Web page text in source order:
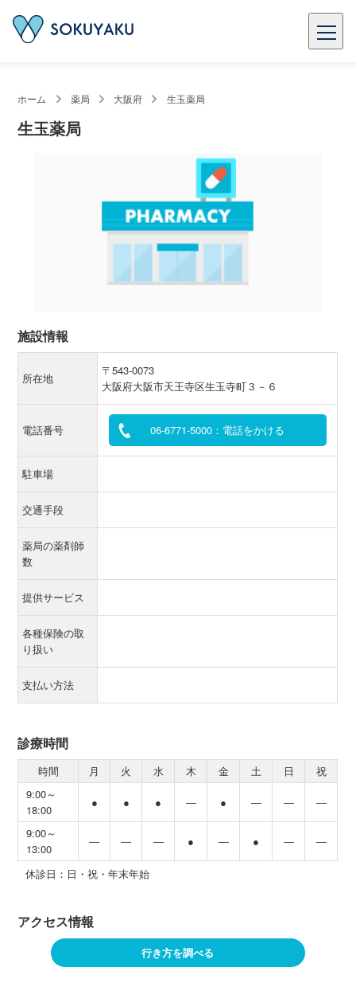
ホーム 薬局 大阪府 生玉薬局
生玉薬局
施設情報
所在地
〒543-0073
大阪府大阪市天王寺区生玉寺町３－６
電話番号 06-6771-5000：電話をかける
駐車場
交通手段
薬局の薬剤師
数
提供サービス
各種保険の取
り扱い
支払い方法
診療時間
時間 月 火 水 木 金 土 日
祝
9:00～
18:00
● ● ● ― ● ― ― ―
9:00～
13:00
― ― ― ● ― ● ― ―
休診日：日・祝・年末年始
アクセス情報
行き方を調べる